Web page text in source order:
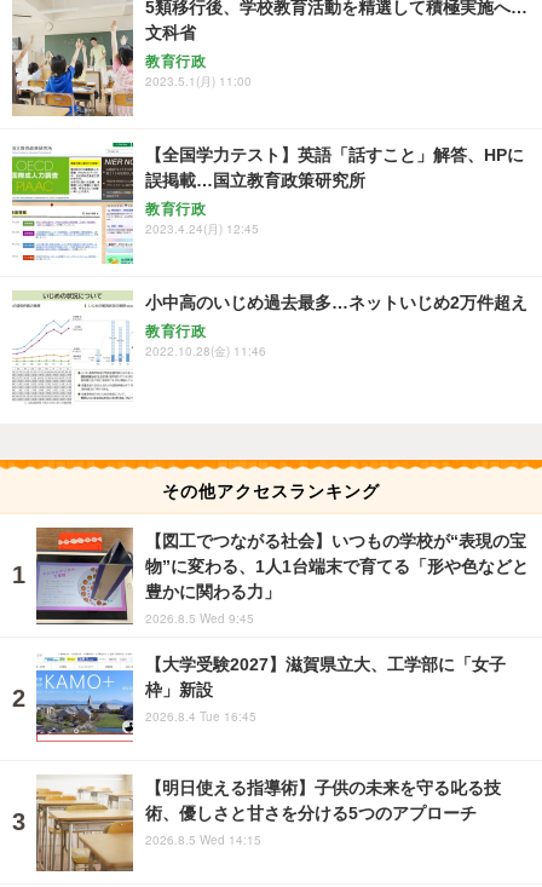
5類移行後、学校教育活動を精選して積極実施へ…
文科省
教育行政
2023.5.1(月) 11:00
【全国学力テスト】英語「話すこと」解答、HPに
誤掲載…国立教育政策研究所
教育行政
2023.4.24(月) 12:45
小中高のいじめ過去最多…ネットいじめ2万件超え
教育行政
2022.10.28(金) 11:46
その他アクセスランキング
【図工でつながる社会】いつもの学校が“表現の宝
物”に変わる、1人1台端末で育てる「形や色などと
豊かに関わる力」
2026.8.5 Wed 9:45
【大学受験2027】滋賀県立大、工学部に「女子
枠」新設
2026.8.4 Tue 16:45
【明日使える指導術】子供の未来を守る叱る技
術、優しさと甘さを分ける5つのアプローチ
2026.8.5 Wed 14:15